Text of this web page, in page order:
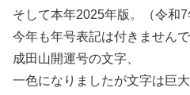
そして本年2025年版。（令和7
今年も年号表記は付きませんで
成田山開運号の文字、
一色になりましたが文字は巨大